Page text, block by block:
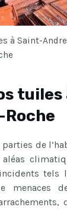
à Saint-
de
tels
menaces